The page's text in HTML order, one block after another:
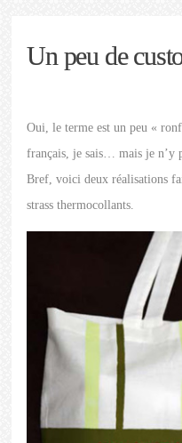
Un peu de
Oui, le terme est un peu «
français, je sais… mais je n’y
Bref, voici deux réalisations
strass thermocollants.